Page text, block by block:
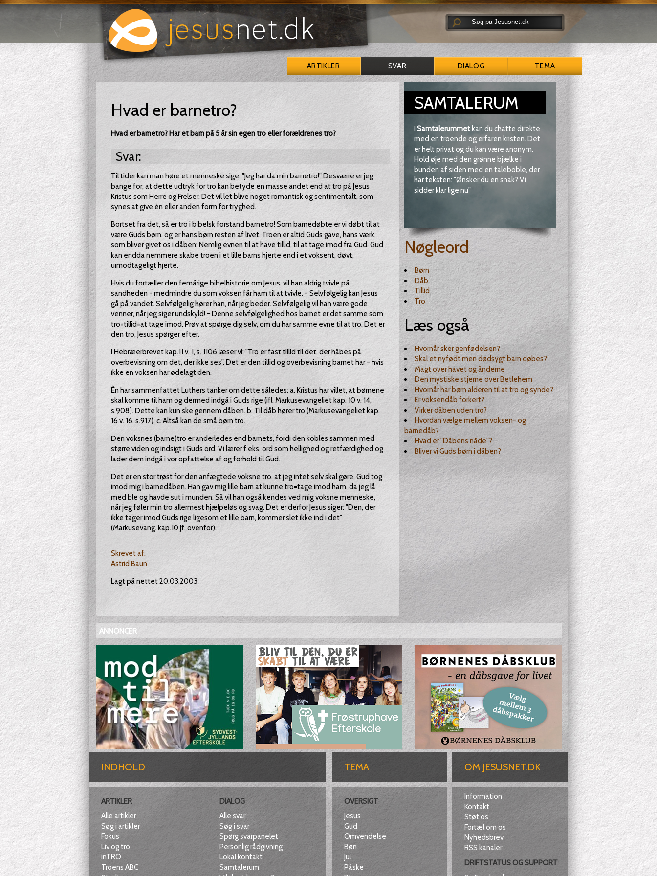
ARTIKLER SVAR DIALOG TEMA
Hvad er barnetro?
Hvad er barnetro? Har et barn på 5 år sin egen tro eller forældrenes tro?
Svar:
Til tider kan man høre et menneske sige: "Jeg har da min barnetro!" Desværre er jeg
bange for, at dette udtryk for tro kan betyde en masse andet end at tro på Jesus
Kristus som Herre og Frelser. Det vil let blive noget romantisk og sentimentalt, som
synes at give én eller anden form for tryghed.
Bortset fra det, så er tro i bibelsk forstand barnetro! Som barnedøbte er vi døbt til at
være Guds børn, og er hans børn resten af livet. Troen er altid Guds gave, hans værk,
som bliver givet os i dåben: Nemlig evnen til at have tillid, til at tage imod fra Gud. Gud
kan endda nemmere skabe troen i et lille barns hjerte end i et voksent, døvt,
uimodtageligt hjerte.
Hvis du fortæller den femårige bibelhistorie om Jesus, vil han aldrig tvivle på
sandheden - medmindre du som voksen får ham til at tvivle. - Selvfølgelig kan Jesus
gå på vandet. Selvfølgelig hører han, når jeg beder. Selvfølgelig vil han være gode
venner, når jeg siger undskyld! - Denne selvfølgelighed hos barnet er det samme som
tro=tillid=at tage imod. Prøv at spørge dig selv, om du har samme evne til at tro. Det er
den tro, Jesus spørger efter.
I Hebræerbrevet kap.11 v. 1, s. 1106 læser vi: "Tro er fast tillid til det, der håbes på,
overbevisning om det, der ikke ses". Det er den tillid og overbevisning barnet har - hvis
ikke en voksen har ødelagt den.
Èn har sammenfattet Luthers tanker om dette således: a. Kristus har villet, at børnene
skal komme til ham og dermed indgå i Guds rige (ifl. Markusevangeliet kap. 10 v. 14,
s.908). Dette kan kun ske gennem dåben. b. Til dåb hører tro (Markusevangeliet kap.
16 v. 16, s.917). c. Altså kan de små børn tro.
Den voksnes (barne)tro er anderledes end barnets, fordi den kobles sammen med
større viden og indsigt i Guds ord. Vi lærer f.eks. ord som hellighed og retfærdighed og
lader dem indgå i vor opfattelse af og forhold til Gud.
Det er en stor trøst for den anfægtede voksne tro, at jeg intet selv skal gøre. Gud tog
imod mig i barnedåben. Han gav mig lille barn at kunne tro=tage imod ham, da jeg lå
med ble og havde sut i munden. Så vil han også kendes ved mig voksne menneske,
når jeg føler min tro allermest hjælpeløs og svag. Det er derfor Jesus siger: "Den, der
ikke tager imod Guds rige ligesom et lille barn, kommer slet ikke ind i det"
(Markusevang. kap.10 jf. ovenfor).
Skrevet af:
Astrid Baun
Lagt på nettet 20.03.2003
SAMTALERUM
I Samtalerummetkan du chatte direkte
med en troende og erfaren kristen. Det
er helt privat og du kan være anonym.
Hold øje med den grønne bjælke i
bunden af siden med en taleboble, der
har teksten: "Ønsker du en snak? Vi
sidder klar lige nu"
Nøgleord
Børn
Dåb
Tillid
Tro
Læs også
Hvornår sker genfødelsen?
Skal et nyfødt men dødsygt barn døbes?
Magt over havet og ånderne
Den mystiske stjerne over Betlehem
Hvornår har børn alderen til at tro og synde?
Er voksendåb forkert?
Virker dåben uden tro?
Hvordan vælge mellem voksen- og
barnedåb?
Hvad er "Dåbens nåde"?
Bliver vi Guds børn i dåben?
ANNONCER
INDHOLD
ARTIKLER
Alle artikler
Søg i artikler
Fokus
Liv og tro
inTRO
Troens ABC
DIALOG
Alle svar
Søg i svar
Spørg svarpanelet
Personlig rådgivning
Lokal kontakt
Samtalerum
TEMA
OVERSIGT
Jesus
Gud
Omvendelse
Bøn
Jul
Påske
OM JESUSNET.DK
Information
Kontakt
Støt os
Fortæl om os
Nyhedsbrev
RSS kanaler
DRIFTSTATUS OG SUPPORT